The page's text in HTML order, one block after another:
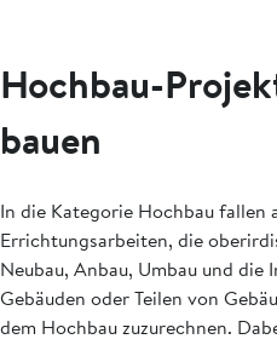
Hochbau-
bauen
In die Kategorie Hochbau fallen
Errichtungsarbeiten, die
Neubau, Anbau, Umbau und die
Gebäuden oder Teilen von
dem Hochbau zuzurechnen.